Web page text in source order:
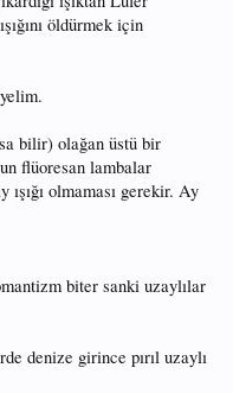
öldürmek için
bilir) olağan üstü bir
flüoresan lambalar
olmaması gerekir. Ay
biter sanki uzaylılar
denize girince pırıl uzaylı